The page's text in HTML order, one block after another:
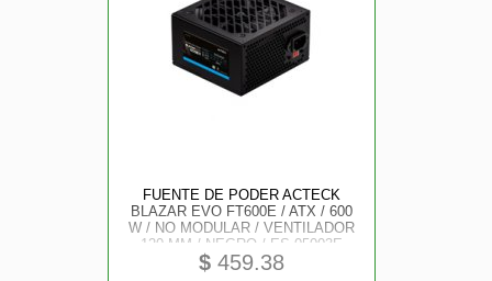
FUENTE DE PODER ACTECK
BLAZAR EVO FT600E / ATX / 600
W / NO MODULAR / VENTILADOR
120 MM / NEGRO / ES-05003E
$ 459.38